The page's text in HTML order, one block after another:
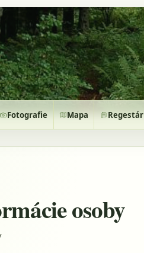
Fotografie Mapa Regestár
osoby